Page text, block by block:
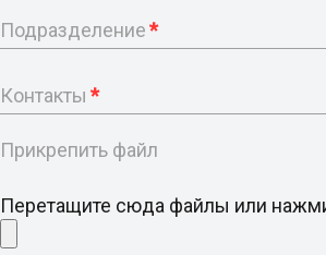
Подразделение*
Контакты *
Прикрепить файл
Перетащите сюда файлы или